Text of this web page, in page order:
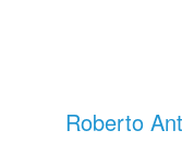
Roberto